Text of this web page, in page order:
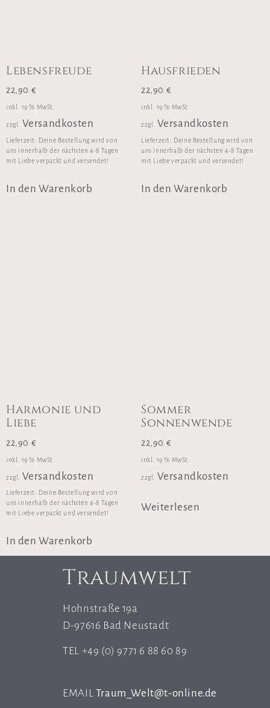
Lebensfreude
22,90 €
inkl. 19 % MwSt.
zzgl. Versandkosten
Lieferzeit: Deine Bestellung wird von
uns innerhalb der nächsten 4-8 Tagen
mit Liebe verpackt und versendet!
In den Warenkorb
Hausfrieden
22,90 €
inkl. 19 % MwSt.
zzgl. Versandkosten
Lieferzeit: Deine Bestellung wird von
uns innerhalb der nächsten 4-8 Tagen
mit Liebe verpackt und versendet!
In den Warenkorb
Harmonie und
Liebe
22,90 €
inkl. 19 % MwSt.
zzgl. Versandkosten
Lieferzeit: Deine Bestellung wird von
uns innerhalb der nächsten 4-8 Tagen
mit Liebe verpackt und versendet!
In den Warenkorb
Sommer
Sonnenwende
22,90 €
inkl. 19 % MwSt.
zzgl. Versandkosten
Weiterlesen
Traumwelt
Hohnstraße 19a
D-97616 Bad Neustadt
TEL +49 (0) 9771 6 88 60 89
EMAIL Traum_Welt@t-online.de